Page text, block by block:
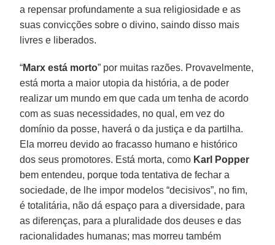
a repensar profundamente a sua religiosidade e as
suas convicções sobre o divino, saindo disso mais
livres e liberados.
“Marx está morto” por muitas razões. Provavelmente,
está morta a maior utopia da história, a de poder
realizar um mundo em que cada um tenha de acordo
com as suas necessidades, no qual, em vez do
domínio da posse, haverá o da justiça e da partilha.
Ela morreu devido ao fracasso humano e histórico
dos seus promotores. Está morta, como Karl Popper
bem entendeu, porque toda tentativa de fechar a
sociedade, de lhe impor modelos “decisivos”, no fim,
é totalitária, não dá espaço para a diversidade, para
as diferenças, para a pluralidade dos deuses e das
racionalidades humanas; mas morreu também